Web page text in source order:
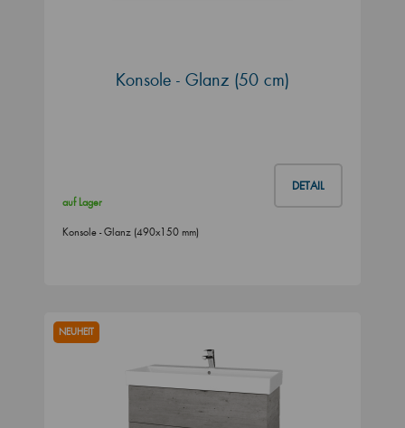
Konsole - Glanz (50 cm)
DETAIL
auf Lager
Konsole - Glanz (490x150 mm)
NEUHEIT